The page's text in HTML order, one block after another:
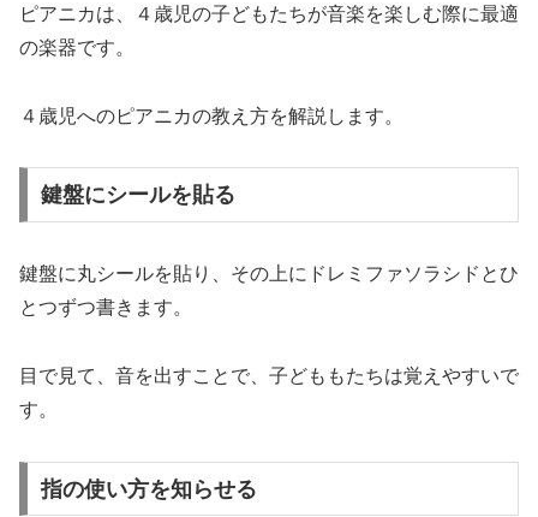
ピアニカは、４歳児の子どもたちが音楽を楽しむ際に最適
の楽器です。
４歳児へのピアニカの教え方を解説します。
鍵盤にシールを貼る
鍵盤に丸シールを貼り、その上にドレミファソラシドとひ
とつずつ書きます。
目で見て、音を出すことで、子どももたちは覚えやすいで
す。
指の使い方を知らせる